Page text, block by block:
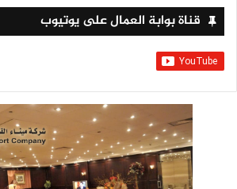
قناة بوابة العمال على يوتيوب